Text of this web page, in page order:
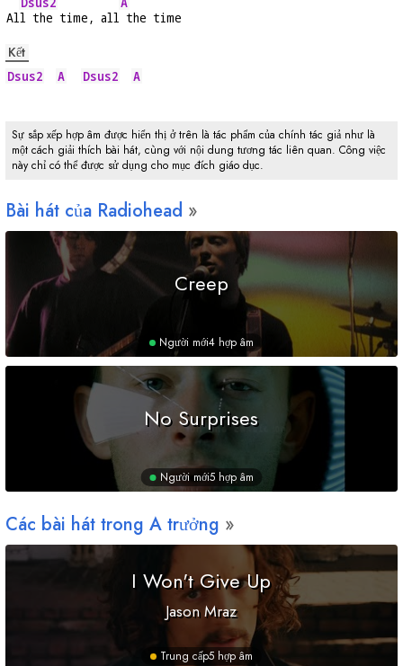
All the time, all the time
Kết
Dsus2 A Dsus2 A
Sự sắp xếp hợp âm được hiển thị ở trên là tác phẩm của chính tác giả như là
một cách giải thích bài hát, cùng với nội dung tương tác liên quan. Công việc
này chỉ có thể được sử dụng cho mục đích giáo dục.
Bài hát của Radiohead
Creep
Người mới4 hợp âm
No Surprises
Người mới5 hợp âm
Các bài hát trong A trưởng
I Won't Give Up
Jason Mraz
Trung cấp5 hợp âm